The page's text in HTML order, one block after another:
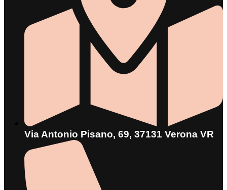
Via Antonio Pisano, 69, 37131 Verona VR